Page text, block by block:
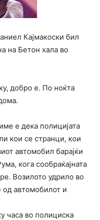
Кајмакоски бил
на Бетон хала во
добро е. По ноќта
е дека полицијата
кои се странци, кои
автомобил барајќи
кога сообраќајната
Возилото удрило во
од автомобилот и
часа во полициска